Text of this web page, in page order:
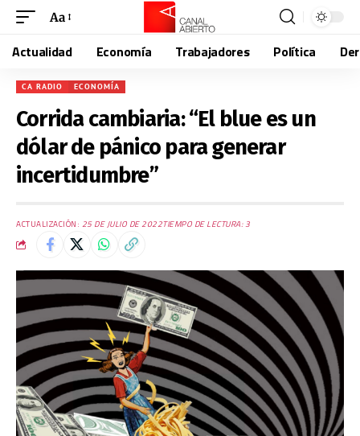
Aa
Actualidad Economía Trabajadores Política
CA RADIO ECONOMÍA
Corrida cambiaria: “El blue es un
dólar de pánico para generar
incertidumbre”
ACTUALIZACIÓN: 25 DE JULIO DE 2022TIEMPO DE LECTURA: 3